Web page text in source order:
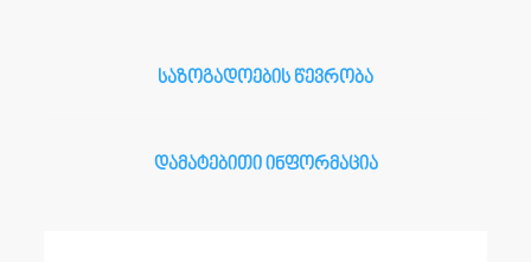
საზოგადოების წევრობა
დამატებითი ინფორმაცია